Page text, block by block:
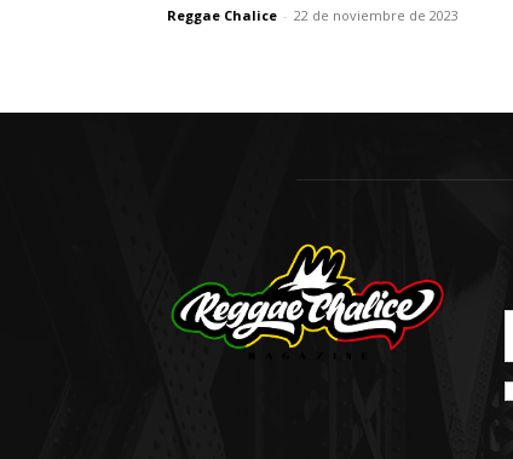
Reggae Chalice - 22 de noviembre de 2023